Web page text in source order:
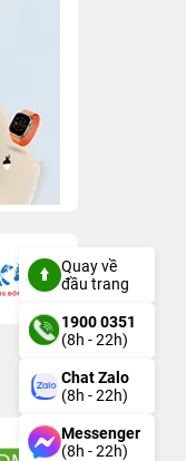
Quay về
đầu trang
1900 0351
(8h - 22h)
Chat Zalo
(8h - 22h)
Messenger
(8h - 22h)